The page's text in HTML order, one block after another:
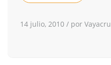
14 julio, 2010 / por